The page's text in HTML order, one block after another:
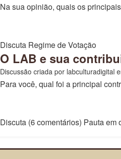
Na sua opinião, quais os
Discuta Regime de Votação
O LAB e sua
Discussão criada por labculturadigital
Para você, qual foi a principal
Discuta (6 comentários) Pauta em